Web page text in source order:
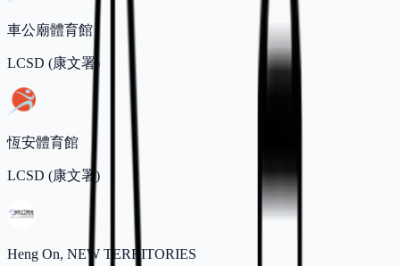
車公廟體育館
LCSD (康文署)
恆安體育館
LCSD (康文署)
Heng On, NEW TERRITORIES